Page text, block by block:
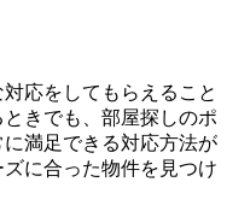
応をしてもらえること
きでも、部屋探しのポ
満足できる対応方法が
に合った物件を見つけ